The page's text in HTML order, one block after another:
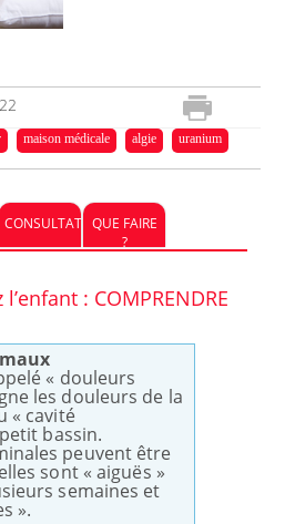
maison médicale algie uranium
CONSULTATIONQUE FAIRE
?
: COMPRENDRE
« douleurs
les douleurs de la
« cavité
bassin.
peuvent être
sont « aiguës »
semaines et
».